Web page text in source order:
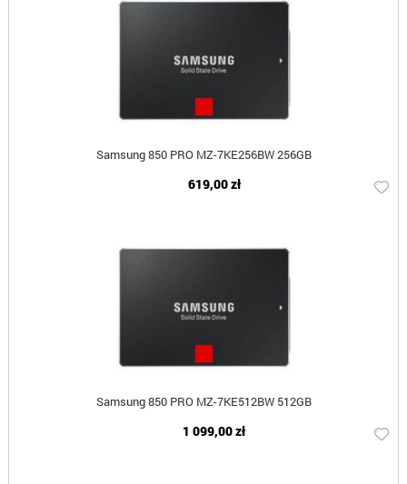
Samsung 850 PRO MZ-7KE256BW 256GB
619,00 zł
Samsung 850 PRO MZ-7KE512BW 512GB
1 099,00 zł